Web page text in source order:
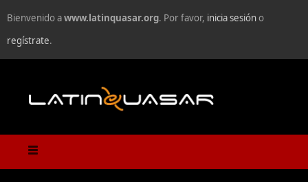
Bienvenido awww.latinquasar.org. Por favor, inicia sesióno
regístrate.